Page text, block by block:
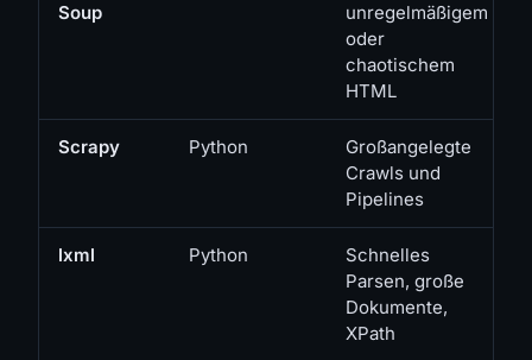
Soup
unregelmäßigem
oder
chaotischem
HTML
Scrapy Python
Großangelegte
Crawls und
Pipelines
lxml Python
Schnelles
Parsen, große
Dokumente,
XPath